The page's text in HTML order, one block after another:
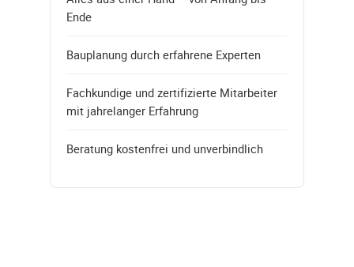
Ende
Bauplanung durch erfahrene Experten
Fachkundige und zertifizierte Mitarbeiter
mit jahrelanger Erfahrung
Beratung kostenfrei und unverbindlich